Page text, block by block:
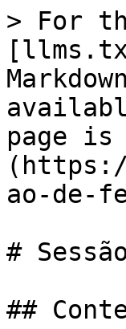
> For
page is
ao-de-
#
##